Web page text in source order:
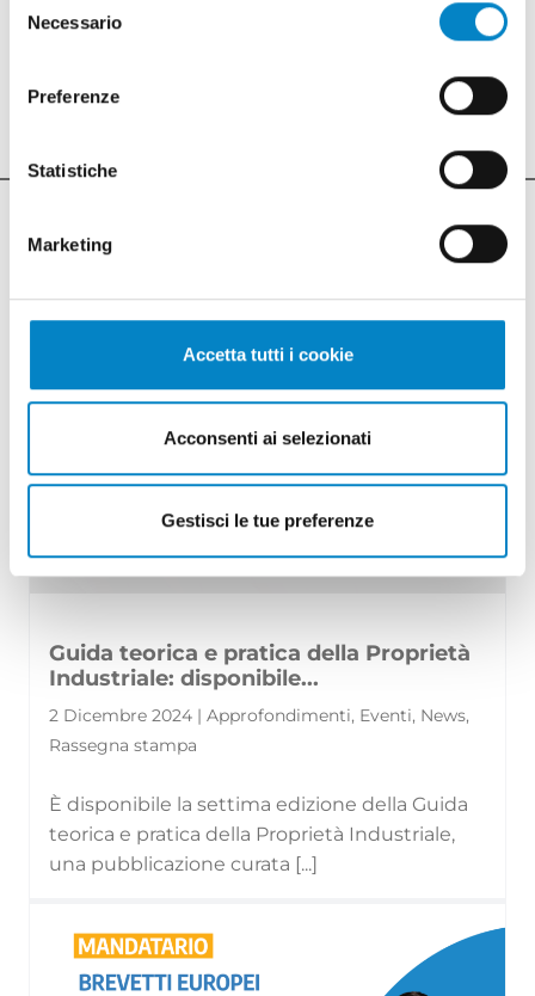
delNecessario
Preferenze
Statistiche
Marketing
Accetta tutti i cookie
Acconsenti ai selezionati
Gestisci le tue preferenze
determinazione della graduatoria, la quale
punteggi assegnati ai progetti.
Guida teorica e pratica della Proprietà
Industriale: disponibile...
2 Dicembre 2024 | Approfondimenti, Eventi, News,
Rassegna stampa
È disponibile la settima edizione della Guida
teorica e pratica della Proprietà Industriale,
una pubblicazione curata [...]